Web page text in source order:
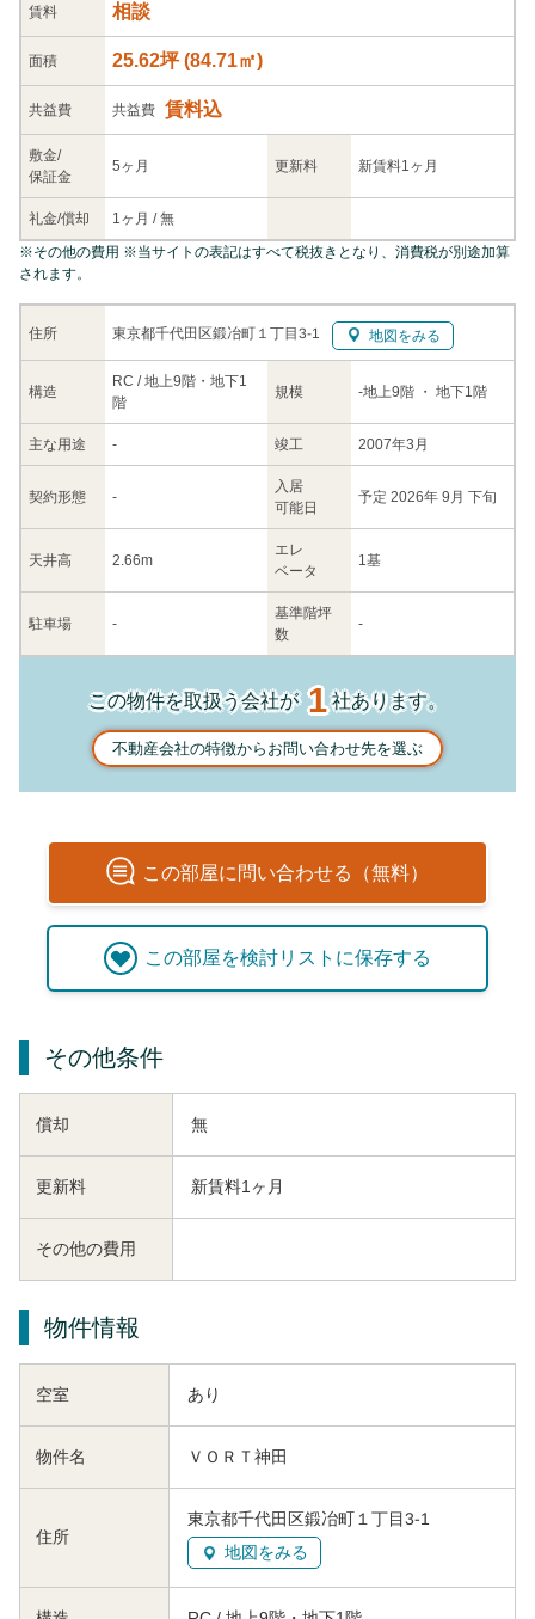
賃料 相談
面積 25.62坪(84.71㎡)
共益費 共益費 賃料込
敷金/
保証金
5ヶ月 更新料 新賃料1ヶ月
礼金/償却 1ヶ月 /無
住所 東京都千代田区鍛冶町１丁目3-1 地図をみる
構造
RC / 地上9階・地下1
階
規模 -地上9階 ・ 地下1階
主な用途 - 竣工 2007年3月
契約形態 -
入居
可能日
予定 2026年 9月 下旬
天井高 2.66m
エレ
ベータ
1基
駐車場 -
基準階坪
数
-
※その他の費用 ※当サイトの表記はすべて税抜きとなり、消費税が別途加算
されます。
この物件を取扱う会社が1社あります。
不動産会社の特徴からお問い合わせ先を選ぶ
この部屋に問い合わせる（無料）
この部屋を検討リストに保存する
その他条件
償却 無
更新料 新賃料1ヶ月
その他の費用
物件情報
空室 あり
物件名 ＶＯＲＴ神田
住所
東京都千代田区鍛冶町１丁目3-1
地図をみる